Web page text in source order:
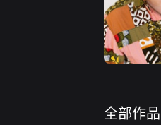
全部作品